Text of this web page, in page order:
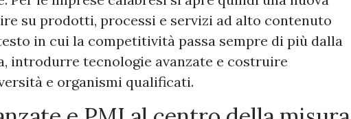
su prodotti, processi e servizi ad alto contenuto
in cui la competitività passa sempre di più dalla
introdurre tecnologie avanzate e costruire
e organismi qualificati.